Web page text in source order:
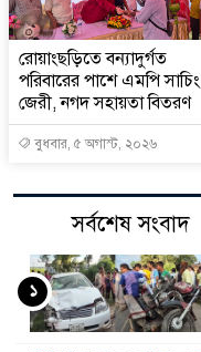
রোয়াংছড়িতে বন্যাদুর্গত
পরিবারের পাশে এমপি সাচিং
জেরী, নগদ সহায়তা বিতরণ
বুধবার, ৫ অগাস্ট, ২০২৬
সর্বশেষ সংবাদ
১